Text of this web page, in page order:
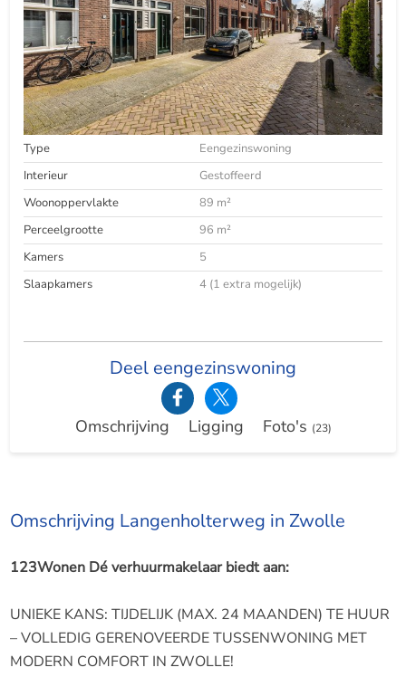
Type
Eengezinswoning
Interieur
Gestoffeerd
Woonoppervlakte
89 m²
Perceelgrootte
96 m²
Kamers
5
Slaapkamers
4 (1 extra mogelijk)
Deel eengezinswoning
Omschrijving Ligging Foto's (23)
Omschrijving Langenholterweg in Zwolle
123Wonen Dé verhuurmakelaar biedt aan:
UNIEKE KANS: TIJDELIJK (MAX. 24 MAANDEN) TE HUUR
– VOLLEDIG GERENOVEERDE TUSSENWONING MET
MODERN COMFORT IN ZWOLLE!